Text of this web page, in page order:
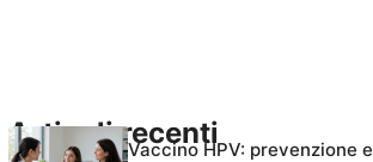
Articoli recentiVaccino HPV: prevenzione e